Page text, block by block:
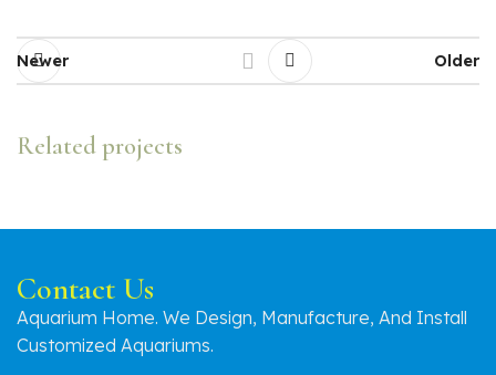
Newer Older
Related projects
Contact Us
Aquarium Home. We Design, Manufacture, And Install
Customized Aquariums.